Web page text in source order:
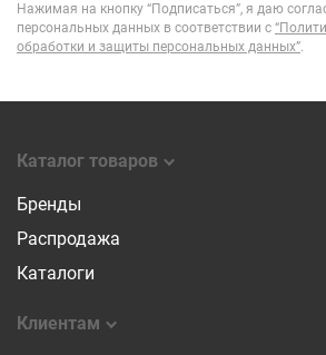
Нажимая на кнопку “Подписаться”, я даю
персональных данных в соответствии с
обработки и защиты персональных данных”.
Каталог товаров
Бренды
Распродажа
Каталоги
Клиентам